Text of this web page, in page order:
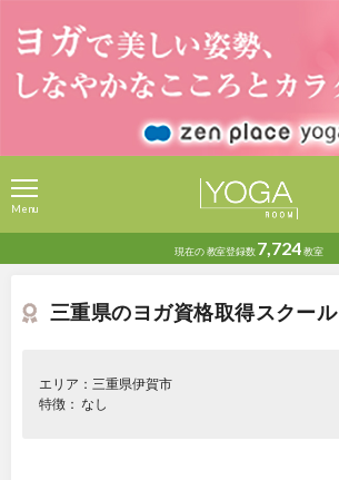
現在の教室登録数 7,724教室
Menu
三重県のヨガ資格取得スクール
エリア：三重県伊賀市
特徴： なし